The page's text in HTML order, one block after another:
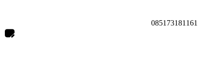
085173181161